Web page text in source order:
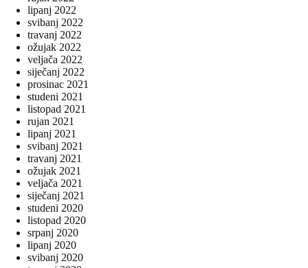
lipanj 2022
svibanj 2022
travanj 2022
ožujak 2022
veljača 2022
siječanj 2022
prosinac 2021
studeni 2021
listopad 2021
rujan 2021
lipanj 2021
svibanj 2021
travanj 2021
ožujak 2021
veljača 2021
siječanj 2021
studeni 2020
listopad 2020
srpanj 2020
lipanj 2020
svibanj 2020